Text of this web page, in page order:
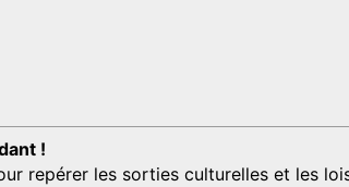
!
repérer les sorties culturelles et les